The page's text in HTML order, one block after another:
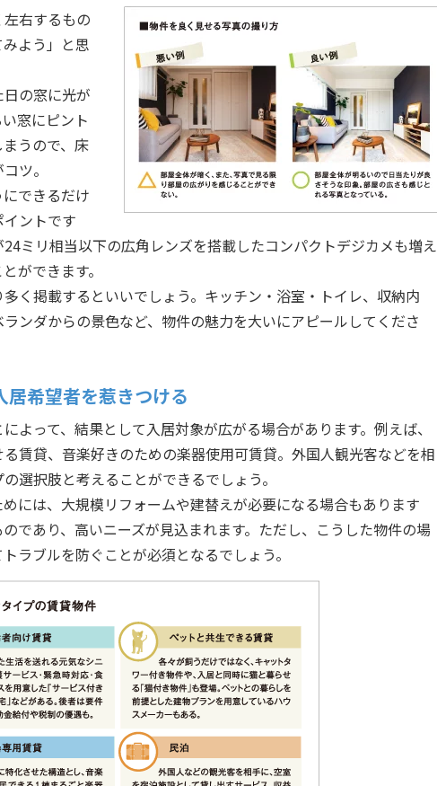
右するもの
よう」と思
の窓に光が
窓にピント
うので、床
ツ。
できるだけ
ントです
24ミリ相当以下の広角レンズを搭載したコンパクトデジカメも増え
ができます。
く掲載するといいでしょう。キッチン・浴室・トイレ、収納内
ンダからの景色など、物件の魅力を大いにアピールしてくださ
希望者を惹きつける
よって、結果として入居対象が広がる場合があります。例えば、
賃貸、音楽好きのための楽器使用可賃貸。外国人観光客などを相
選択肢と考えることができるでしょう。
には、大規模リフォームや建替えが必要になる場合もあります
であり、高いニーズが見込まれます。ただし、こうした物件の場
ラブルを防ぐことが必須となるでしょう。